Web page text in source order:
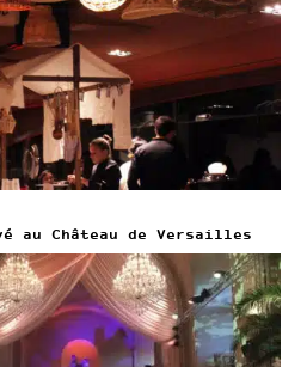
au Château de Versailles